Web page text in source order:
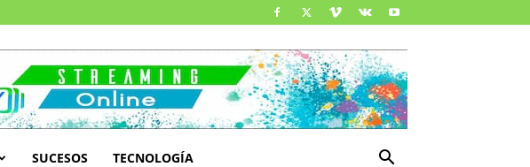
SUCESOS TECNOLOGÍA